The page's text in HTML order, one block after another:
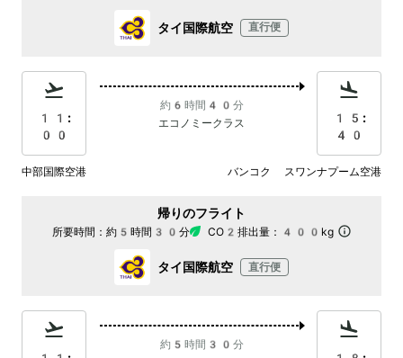
タイ国際航空 直行便
11:
00
約6時間40分
エコノミークラス
15:
40
中部国際空港 バンコク スワンナプーム空港
帰りのフライト
所要時間： 約5時間30分 CO2排出量： 400kg
タイ国際航空 直行便
約5時間30分